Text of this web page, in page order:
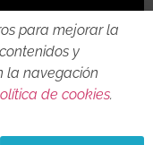
para mejorar la
y
la navegación
de cookies.